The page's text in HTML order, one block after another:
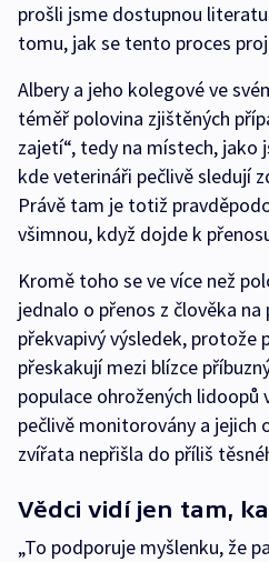
prošli jsme dostupnou
tomu, jak se tento proces
Albery a jeho kolegové ve
téměř polovina zjištěných
zajetí“, tedy na místech, jako
kde veterináři pečlivě sledují
Právě tam je totiž
všimnou, když dojde k
Kromě toho se ve více než
jednalo o přenos z člověka
překvapivý výsledek, protože
přeskakují mezi blízce
populace ohrožených lidoopů
pečlivě monitorovány a jejich
zvířata nepřišla do příliš
Vědci vidí jen tam,
„To podporuje myšlenku, že